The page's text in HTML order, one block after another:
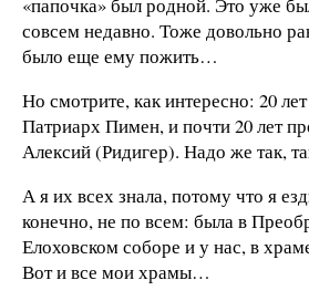
«папочка» был родной. Это уже
совсем недавно. Тоже довольно
было еще ему пожить…
Но смотрите, как интересно: 20
Патриарх Пимен, и почти 20 лет
Алексий (Ридигер). Надо же так,
А я их всех знала, потому что я
конечно, не по всем: была в
Елоховском соборе и у нас, в
Вот и все мои храмы…